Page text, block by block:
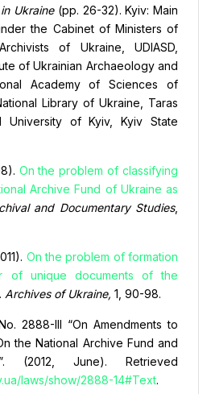
Ukraine(pp. 26-32). Kyiv: Main
the Cabinet of Ministers of
of Ukraine, UDIASD,
of Ukrainian Archaeology and
Academy of Sciences of
Library of Ukraine, Taras
University of Kyiv, Kyiv State
On the problem of classifying
Archive Fund of Ukraine as
and Documentary Studies,
On the problem of formation
of unique documents of the
. Archives of Ukraine, 1, 90-98.
2888-III “On Amendments to
the National Archive Fund and
(2012, June). Retrieved
laws/show/2888-14#Text.